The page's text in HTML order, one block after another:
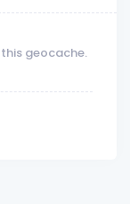
geocache.